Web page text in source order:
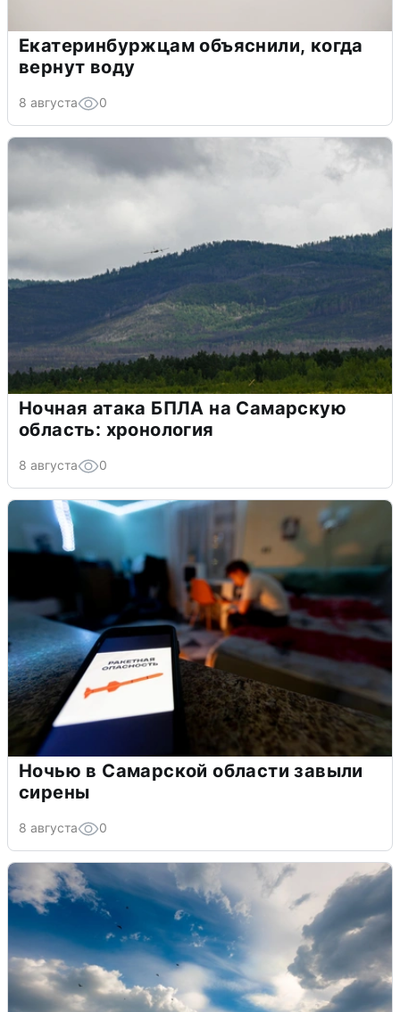
Екатеринбуржцам объяснили, когда
вернут воду
8 августа 0
Ночная атака БПЛА на Самарскую
область: хронология
8 августа 0
Ночью в Самарской области завыли
сирены
8 августа 0